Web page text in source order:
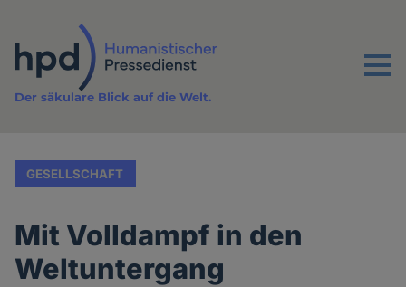
Inhalt
Menu
Der säkulare Blick auf die Welt.
GESELLSCHAFT
Mit Volldampf in den
Weltuntergang